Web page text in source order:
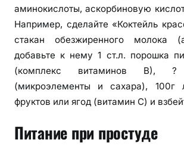
аминокислоты, аскорбиновую
Например, сделайте «Коктейль
стакан обезжиренного молока
добавьте к нему 1 ст.л. порошка
(комплекс витаминов В),
(микроэлементы и сахара), 100г
фруктов или ягод (витамин С) и
Питание при простуде